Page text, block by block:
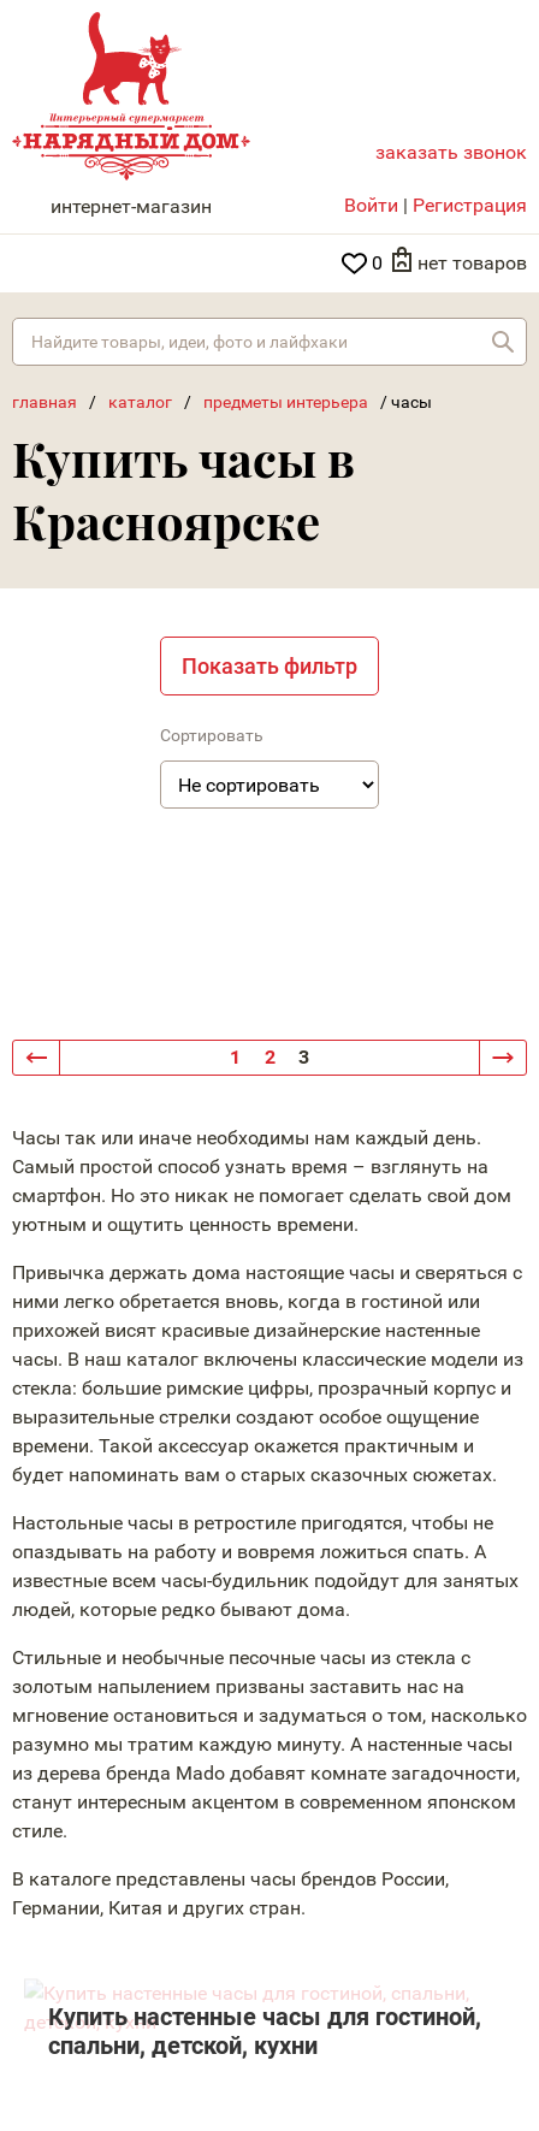
НАРЯДНЫЙ ДОМ
интернет-магазин
заказать звонок
Войти | Регистрация
0 нет товаров
главная / каталог / предметы интерьера /часы
Купить часы в
Красноярске
1 2 3
Часы так или иначе необходимы нам каждый день.
Самый простой способ узнать время – взглянуть на
смартфон. Но это никак не помогает сделать свой дом
уютным и ощутить ценность времени.
Привычка держать дома настоящие часы и сверяться с
ними легко обретается вновь, когда в гостиной или
прихожей висят красивые дизайнерские настенные
часы. В наш каталог включены классические модели из
стекла: большие римские цифры, прозрачный корпус и
выразительные стрелки создают особое ощущение
времени. Такой аксессуар окажется практичным и
будет напоминать вам о старых сказочных сюжетах.
Настольные часы в ретростиле пригодятся, чтобы не
опаздывать на работу и вовремя ложиться спать. А
известные всем часы-будильник подойдут для занятых
людей, которые редко бывают дома.
Стильные и необычные песочные часы из стекла с
золотым напылением призваны заставить нас на
мгновение остановиться и задуматься о том, насколько
разумно мы тратим каждую минуту. А настенные часы
из дерева бренда Mado добавят комнате загадочности,
станут интересным акцентом в современном японском
стиле.
В каталоге представлены часы брендов России,
Германии, Китая и других стран.
Показать фильтр
Сортировать
Купить настенные часы для гостиной,
спальни, детской, кухни